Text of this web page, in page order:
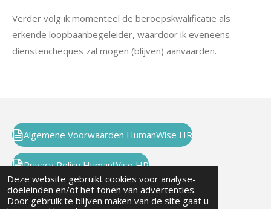
Deze website gebruikt cookies voor analyse-
doeleinden en/of het tonen van advertenties.
Door gebruik te blijven maken van de site gaat u
Verder volg ik momenteel de beroepskwalificatie als
erkende loopbaanbegeleider, waardoor ik eveneens
dienstencheques zal mogen (blijven) aanvaarden.
Algemene Voorwaarden HumanWise HR
Privacy Policy HumanWise HR
HumanWise HR bv